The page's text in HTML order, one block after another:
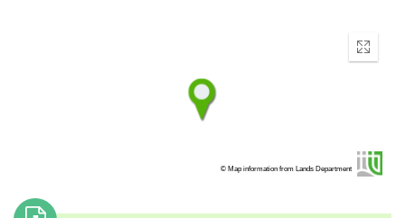
Enter
© Map information from Lands Department